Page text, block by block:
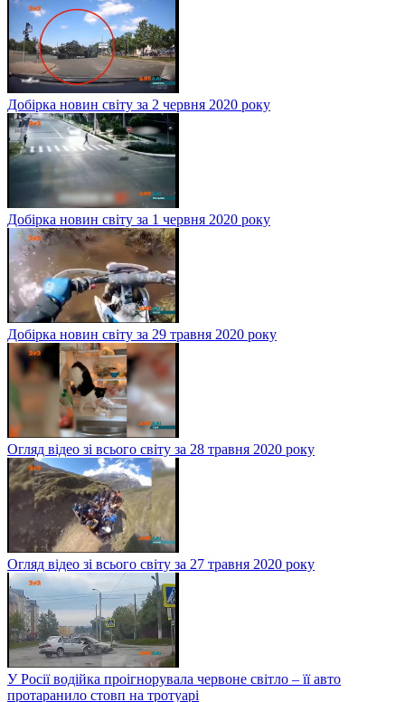
Добірка новин світу за 2 червня 2020 року
Добірка новин світу за 1 червня 2020 року
Добірка новин світу за 29 травня 2020 року
Огляд відео зі всього світу за 28 травня 2020 року
Огляд відео зі всього світу за 27 травня 2020 року
У Росії водійка проігнорувала червоне світло – її авто
протаранило стовп на тротуарі